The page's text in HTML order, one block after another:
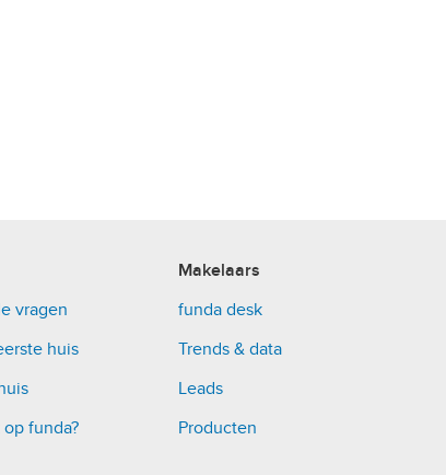
vragen
huis
funda?
Makelaars
funda desk
Trends & data
Leads
Producten